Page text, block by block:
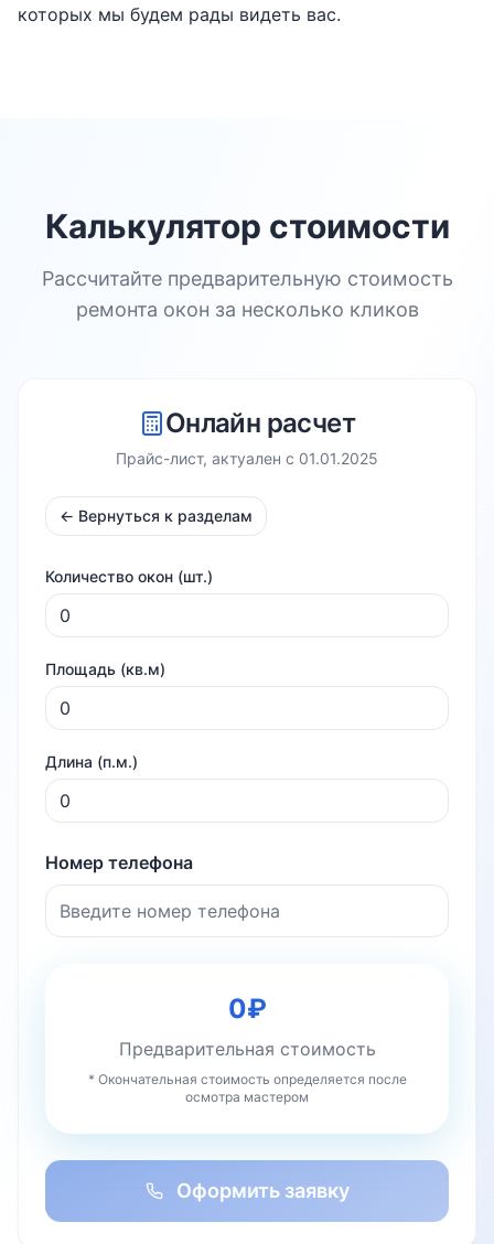
которых мы будем рады видеть вас.
Калькулятор стоимости
Рассчитайте предварительную стоимость
ремонта окон за несколько кликов
Онлайн расчет
Прайс-лист, актуален с 01.01.2025
← Вернуться к разделам
Количество окон (шт.)
Площадь (кв.м)
Длина (п.м.)
Номер телефона
0₽
Предварительная стоимость
* Окончательная стоимость определяется после
осмотра мастером
Оформить заявку